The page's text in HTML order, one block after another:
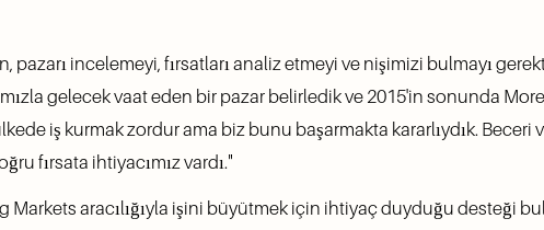
pazarı incelemeyi, fırsatları analiz etmeyi ve nişimizi bulmayı
gelecek vaat eden bir pazar belirledik ve 2015'in sonunda
iş kurmak zordur ama biz bunu başarmakta kararlıydık. Beceri
fırsata ihtiyacımız vardı."
Markets aracılığıyla işini büyütmek için ihtiyaç duyduğu desteği